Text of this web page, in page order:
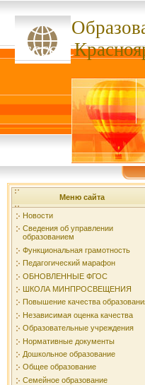
ссссссс
Меню сайта
Новости
Сведения об управлении
образованием
Функциональная грамотность
Педагогический марафон
ОБНОВЛЕННЫЕ ФГОС
ШКОЛА МИНПРОСВЕЩЕНИЯ
Повышение качества
Независимая оценка качества
Образовательные учреждения
Нормативные документы
Дошкольное образование
Общее образование
Семейное образование